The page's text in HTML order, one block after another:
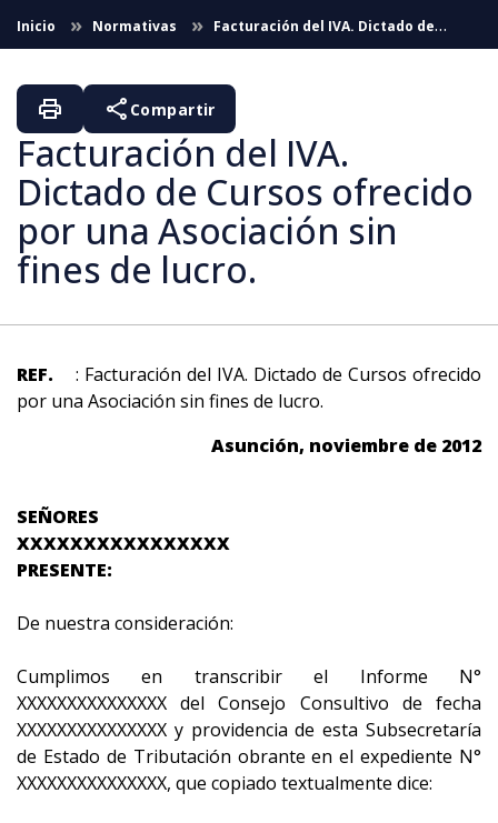
Saltar al contenido principal
Inicio Normativas
Facturación del IVA. Dictado de
Cursos ofrecido por una Asociación sin fines de lucro.
Facturación del IVA.
Dictado de Cursos ofrecido
por una Asociación sin
fines de lucro.
print share Compartir
REF. : Facturación del IVA. Dictado de Cursos ofrecido
por una Asociación sin fines de lucro.
Asunción, noviembre de 2012
SEÑORES
XXXXXXXXXXXXXXXX
PRESENTE:
De nuestra consideración:
Cumplimos en transcribir el Informe N°
XXXXXXXXXXXXXXX del Consejo Consultivo de fecha
XXXXXXXXXXXXXXX y providencia de esta Subsecretaría
de Estado de Tributación obrante en el expediente N°
XXXXXXXXXXXXXXX, que copiado textualmente dice: